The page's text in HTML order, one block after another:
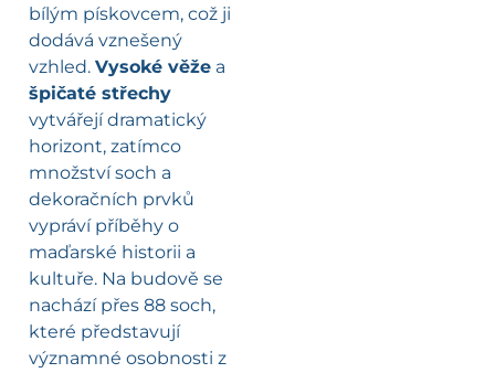
bílým pískovcem, což ji
dodává vznešený
vzhled. Vysoké věže a
špičaté střechy
vytvářejí dramatický
horizont, zatímco
množství soch a
dekoračních prvků
vypráví příběhy o
maďarské historii a
kultuře. Na budově se
nachází přes 88 soch,
které představují
významné osobnosti z